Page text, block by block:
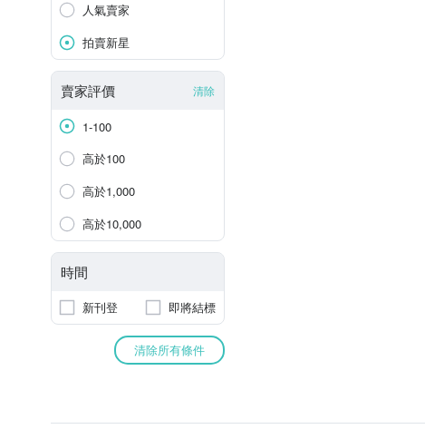
人氣賣家
拍賣新星
賣家評價 清除
1-100
高於100
高於1,000
高於10,000
時間
新刊登 即將結標
清除所有條件